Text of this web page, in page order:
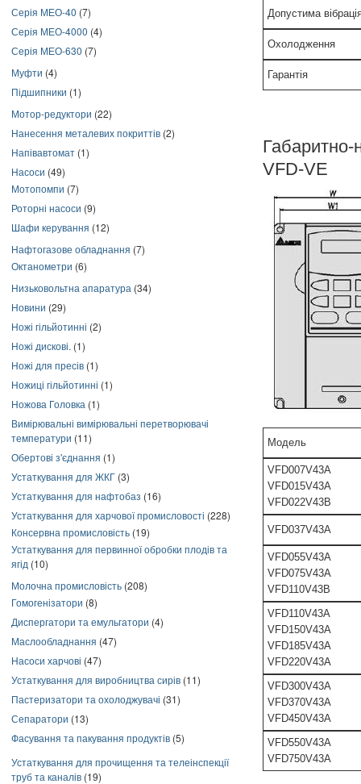
Серія МЕО-40 (7)
Серія МЕО-4000 (4)
Серія МЕО-630 (7)
Муфти (4)
Підшипники (1)
Мотор-редуктори (22)
Нанесення металевих покриттів (2)
Напівавтомат (1)
Насоси (49)
Мотопомпи (7)
Роторні насоси (9)
Шафи керування (12)
Нафтогазове обладнання (7)
Октанометри (6)
Низьковольтна апаратура (34)
Новини (29)
Ножі гільйотинні (2)
Ножі дискові. (1)
Ножі для пресів (1)
Ножиці гільйотинні (1)
Ножова Головка (1)
Вимірювальні вимірювальні перетворювачі
температури (11)
Обертові з'єднання (1)
Устаткування для ЖКГ (3)
Устаткування для нафтобаз (16)
Устаткування для харчової промисловості (228)
Консервна промисловість (19)
Устаткування для первинної обробки плодів та
ягід (10)
Молочна промисловість (208)
Гомогенізатори (8)
Диспергатори та емульгатори (4)
Маслообладнання (47)
Насоси харчові (47)
Устаткування для виробництва сирів (11)
Пастеризатори та охолоджувачі (31)
Сепаратори (13)
Фасування та пакування продуктів (5)
Устаткування для прочищення та телеінспекції
труб та каналів (19)
Допустима
Охолодження
Гарантія
VFD-VE
Модель
VFD007V43A
VFD015V43A
VFD022V43B
VFD037V43A
VFD055V43A
VFD075V43A
VFD110V43B
VFD110V43A
VFD150V43A
VFD185V43A
VFD220V43A
VFD300V43A
VFD370V43A
VFD450V43A
VFD550V43A
VFD750V43A